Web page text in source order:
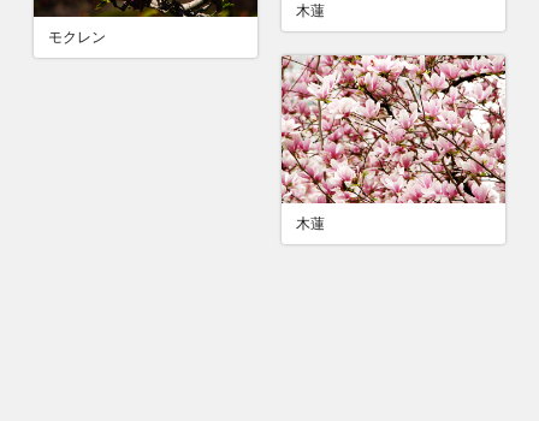
木蓮
モクレン
木蓮